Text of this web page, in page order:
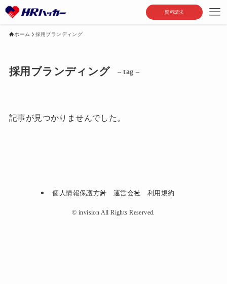
資料請求
ホーム 採用ブランディング
採用ブランディング – tag –
記事が見つかりませんでした。
個人情報保護方針 運営会社 利用規約
© invision All Rights Reserved.